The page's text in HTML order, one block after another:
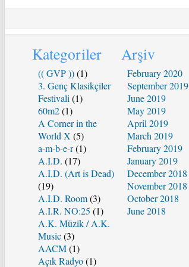
Kategoriler
(( GVP ))(1)
3. Genç Klasikçiler
Festivali(1)
60m2(1)
A Corner in the
World X (5)
a-m-b-e-r(1)
A.I.D. (17)
A.I.D. (Art is Dead)
(19)
A.I.D. Room(3)
A.I.R. NO:25 (1)
A.K. Müzik / A.K.
Music(3)
AACM(1)
Açık Radyo(1)
Arşiv
February 2020
September 2019
June 2019
May 2019
April 2019
March 2019
February 2019
January 2019
December 2018
November 2018
October 2018
June 2018